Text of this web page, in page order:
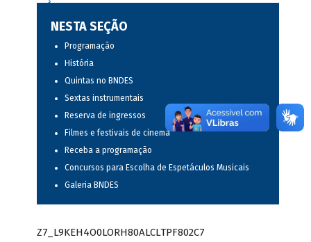
NESTA SEÇÃO
Programação
História
Quintas no BNDES
Sextas instrumentais
Reserva de ingressos
Filmes e festivais de cinema
Receba a programação
Concursos para Escolha de Espetáculos Musicais
Galeria BNDES
Z7_L9KEH4O0LORH80ALCLTPF802C7